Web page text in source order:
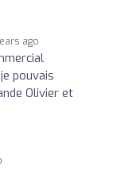
ago
pouvais
Olivier et